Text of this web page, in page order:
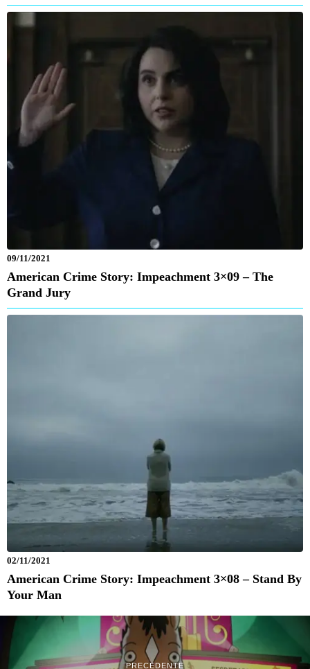
09/11/2021
American Crime Story: Impeachment 3×09 – The
Grand Jury
02/11/2021
American Crime Story: Impeachment 3×08 – Stand By
Your Man
PRECEDENTE